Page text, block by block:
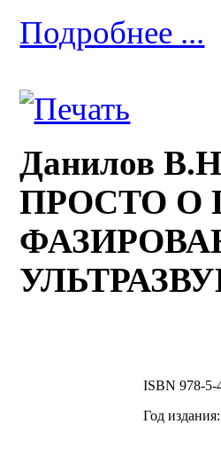
Подробнее ...
Данилов
ПРОСТО О
ISВN 978-5-
Год